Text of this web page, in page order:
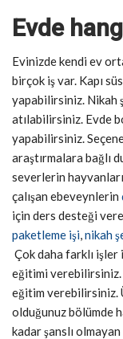
Evde
Evinizde kendi ev
birçok iş var. Kapı
yapabilirsiniz. Nikah
atılabilirsiniz. Evde
yapabilirsiniz.
araştırmalara bağlı
severlerin
çalışan ebeveynlerin
için ders desteği
paketleme işi,nikah
Çok daha farklı
eğitimi
eğitim verebilirsiniz.
olduğunuz bölümde
kadar şanslı